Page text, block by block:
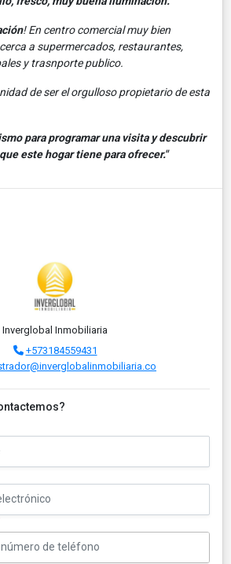
! En centro comercial muy bien
a supermercados, restaurantes,
y trasnporte publico.
de ser el orgulloso propietario de esta
para programar una visita y descubrir
este hogar tiene para ofrecer."
Inverglobal Inmobiliaria
+573184559431